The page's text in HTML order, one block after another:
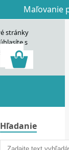
stránky
s
Hľadanie
Dnes
Dnes veľký
Maľovanie